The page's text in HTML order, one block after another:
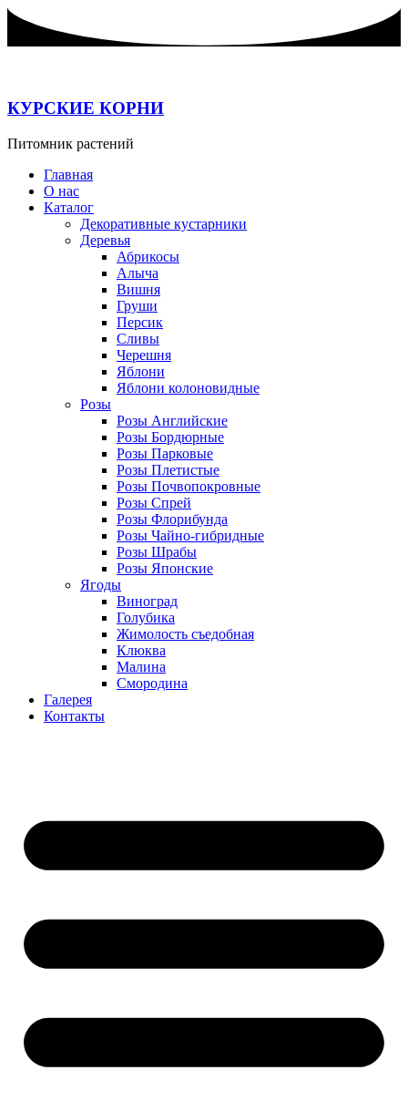
Перейти
содержимому
КУРСКИЕ КОРНИ
Питомник растений
Главная
О нас
Каталог
Декоративные кустарники
Деревья
Абрикосы
Алыча
Вишня
Груши
Персик
Сливы
Черешня
Яблони
Яблони колоновидные
Розы
Розы Английские
Розы Бордюрные
Розы Парковые
Розы Плетистые
Розы Почвопокровные
Розы Спрей
Розы Флорибунда
Розы Чайно-гибридные
Розы Шрабы
Розы Японские
Ягоды
Виноград
Голубика
Жимолость съедобная
Клюква
Малина
Смородина
Галерея
Контакты